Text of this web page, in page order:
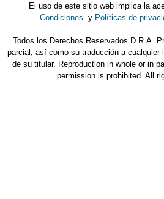
El uso de este sitio web implica la
Condiciones y Políticas de
Todos los Derechos Reservados D.R.A.
parcial, así como su traducción a
de su titular. Reproduction in whole or in
permission is prohibited. All